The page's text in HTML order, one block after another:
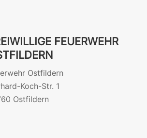
FEUERWEHR
Ostfildern
Koch-Str. 1
Ostfildern